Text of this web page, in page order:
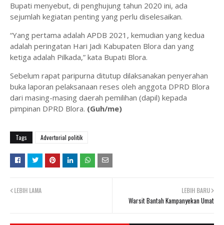
Bupati menyebut, di penghujung tahun 2020 ini, ada
sejumlah kegiatan penting yang perlu diselesaikan.
“Yang pertama adalah APDB 2021, kemudian yang kedua
adalah peringatan Hari Jadi Kabupaten Blora dan yang
ketiga adalah Pilkada,” kata Bupati Blora.
Sebelum rapat paripurna ditutup dilaksanakan penyerahan
buka laporan pelaksanaan reses oleh anggota DPRD Blora
dari masing-masing daerah pemilihan (dapil) kepada
pimpinan DPRD Blora. (Guh/me)
Tags Advertorial politik
LEBIH BARU
Warsit Bantah Kampanyekan Umat
LEBIH LAMA